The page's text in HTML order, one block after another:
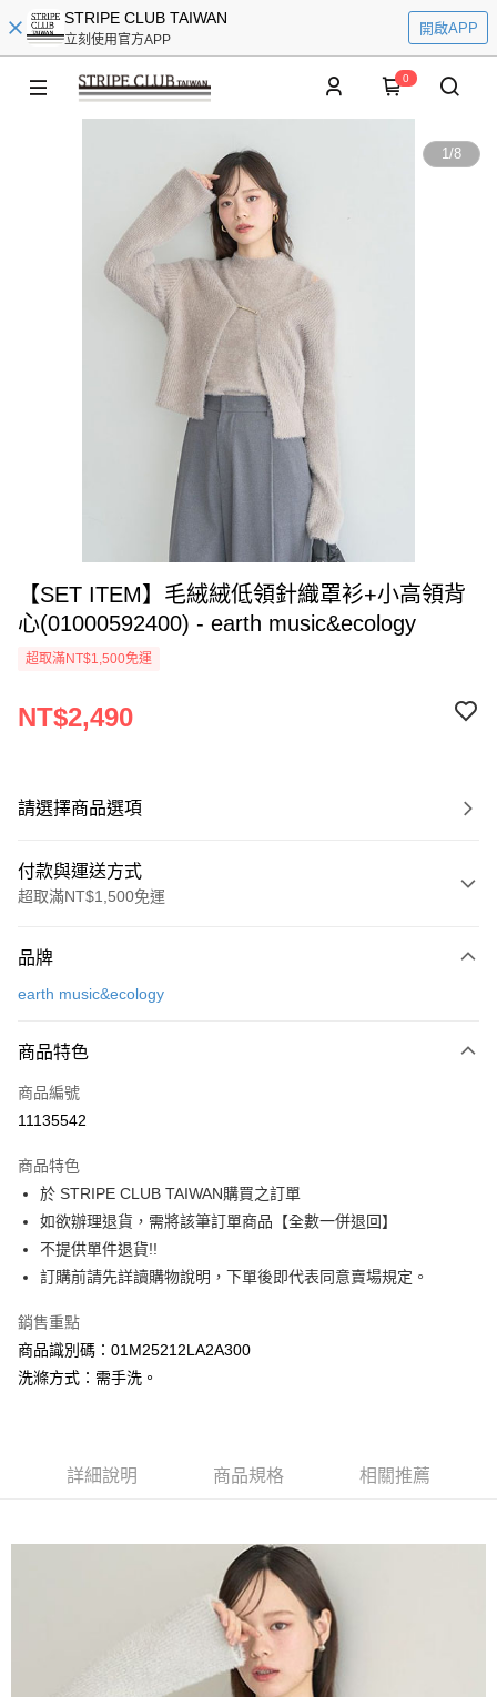
STRIPE CLUB TAIWAN
立刻使用官方APP
開啟APP
0
1/8
【SET ITEM】毛絨絨低領針織罩衫+小高領背
心(01000592400) - earth music&ecology
超取滿NT$1,500免運
NT$2,490
請選擇商品選項
付款與運送方式
超取滿NT$1,500免運
信用卡一次付款
3 期 0 利率 每期
合作金庫商業銀行
上海商業儲蓄銀行
臺灣中小企業銀行
匯豐（台灣）商業銀行
華泰商業銀行
聯邦商業銀行
遠東國際商業銀行
元大商業銀行
玉山商業銀行
星展（台灣）商業銀行
台灣樂天信用卡公司
超商取貨付款
LINE Pay
Apple Pay
街口支付
悠遊付
大哥付你分期
相關說明
【大哥付你分期使用說明】
成交易。
3.實際核准額度、可分期數及費用金額請依後續交易確認頁面所載為準。
法說明評估內容。
1.分期款項不併入電信帳單，「大哥付你分期」於每月結算日後寄送繳費提
2.透過簡訊連結打開帳單後，可選擇「超商條碼／台灣大直營門市／銀行轉
帳／街口支付／iPASS MONEY」等通路繳費。
AFTEE先享後付是「在收到商品之後才付款」的支付方式。 讓您購物簡單
３．安心：先確認商品／服務後，再付款。
【「AFTEE先享後付」結帳流程】
１．於結帳方式選擇「AFTEE先享後付」後，將跳轉至「AFTEE先享後付」
結帳頁面，進行簡訊認證並確認金額後，即可完成結帳。
２．訂單成立數日內，您將收到繳費通知簡訊。
３．收到繳費通知簡訊後14天內，點擊此簡訊中的連結，可透過四大超商／
ATM付款
每筆NT$60，滿NT$1,500(含以上)免運費
每筆NT$60，滿NT$1,500(含以上)免運費
品牌
earth music&ecology
商品特色
商品編號
11135542
商品特色
於 STRIPE CLUB TAIWAN購買之訂單
如欲辦理退貨，需將該筆訂單商品【全數一併退回】
不提供單件退貨!!
訂購前請先詳讀購物說明，下單後即代表同意賣場規定。
銷售重點
商品識別碼：01M25212LA2A300
洗滌方式：需手洗。
詳細說明 商品規格 相關推薦